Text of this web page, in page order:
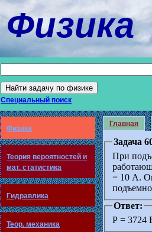
Физика
Специальный поиск
Физика
Теория вероятностей и
мат. статистика
Гидравлика
Теор. механика
Главная
Задача
При
= 10 А.
Ответ:
P = 3724